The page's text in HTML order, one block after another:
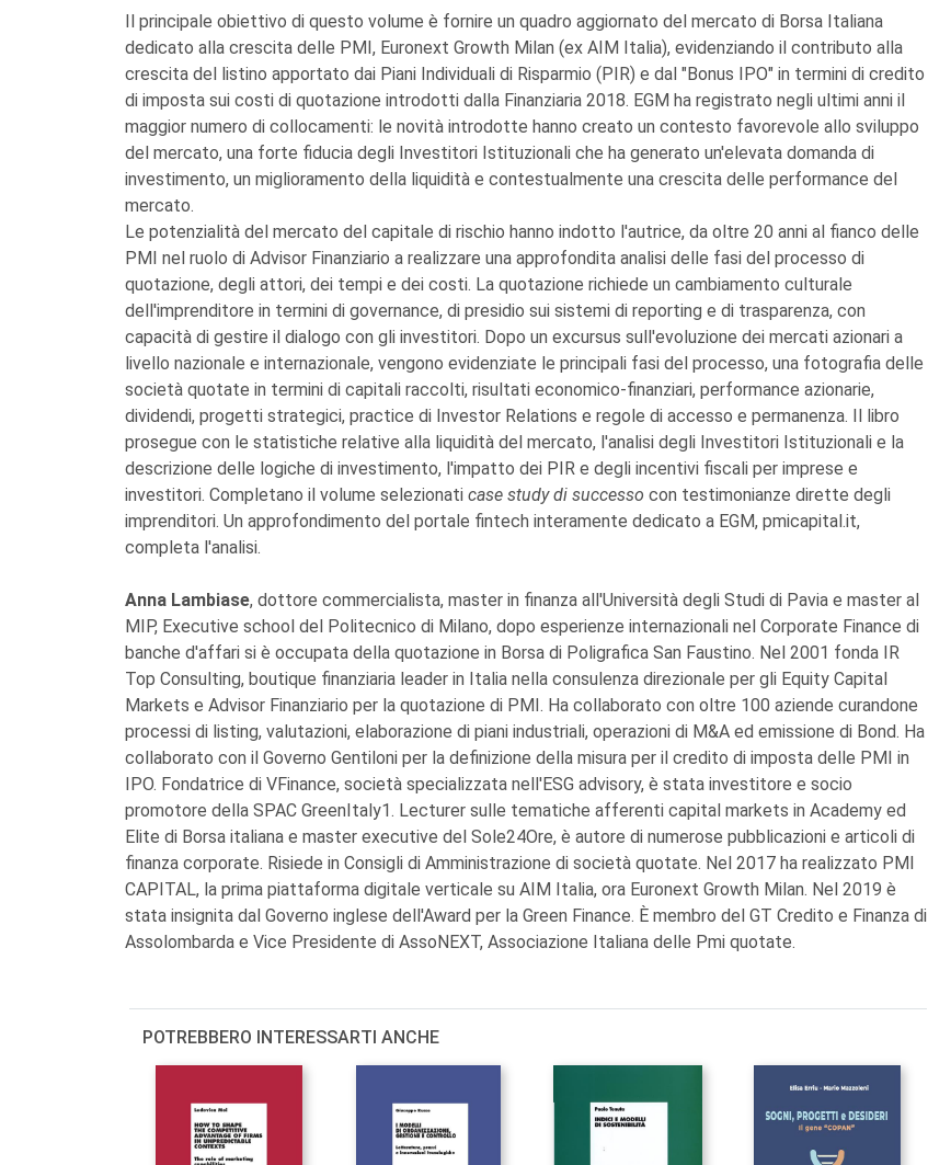
Il principale obiettivo di questo volume è fornire un quadro aggiornato del mercato di Borsa Italiana
dedicato alla crescita delle PMI, Euronext Growth Milan (ex AIM Italia), evidenziando il contributo alla
crescita del listino apportato dai Piani Individuali di Risparmio (PIR) e dal "Bonus IPO" in termini di credito
di imposta sui costi di quotazione introdotti dalla Finanziaria 2018. EGM ha registrato negli ultimi anni il
maggior numero di collocamenti: le novità introdotte hanno creato un contesto favorevole allo sviluppo
del mercato, una forte fiducia degli Investitori Istituzionali che ha generato un'elevata domanda di
investimento, un miglioramento della liquidità e contestualmente una crescita delle performance del
mercato.
Le potenzialità del mercato del capitale di rischio hanno indotto l'autrice, da oltre 20 anni al fianco delle
PMI nel ruolo di Advisor Finanziario a realizzare una approfondita analisi delle fasi del processo di
quotazione, degli attori, dei tempi e dei costi. La quotazione richiede un cambiamento culturale
dell'imprenditore in termini di governance, di presidio sui sistemi di reporting e di trasparenza, con
capacità di gestire il dialogo con gli investitori. Dopo un excursus sull'evoluzione dei mercati azionari a
livello nazionale e internazionale, vengono evidenziate le principali fasi del processo, una fotografia delle
società quotate in termini di capitali raccolti, risultati economico-finanziari, performance azionarie,
dividendi, progetti strategici, practice di Investor Relations e regole di accesso e permanenza. Il libro
prosegue con le statistiche relative alla liquidità del mercato, l'analisi degli Investitori Istituzionali e la
descrizione delle logiche di investimento, l'impatto dei PIR e degli incentivi fiscali per imprese e
investitori. Completano il volume selezionati case study di successo con testimonianze dirette degli
imprenditori. Un approfondimento del portale fintech interamente dedicato a EGM, pmicapital.it,
completa l'analisi.
Anna Lambiase, dottore commercialista, master in finanza all'Università degli Studi di Pavia e master al
MIP, Executive school del Politecnico di Milano, dopo esperienze internazionali nel Corporate Finance di
banche d'affari si è occupata della quotazione in Borsa di Poligrafica San Faustino. Nel 2001 fonda IR
Top Consulting, boutique finanziaria leader in Italia nella consulenza direzionale per gli Equity Capital
Markets e Advisor Finanziario per la quotazione di PMI. Ha collaborato con oltre 100 aziende curandone
processi di listing, valutazioni, elaborazione di piani industriali, operazioni di M&A ed emissione di Bond. Ha
collaborato con il Governo Gentiloni per la definizione della misura per il credito di imposta delle PMI in
IPO. Fondatrice di VFinance, società specializzata nell'ESG advisory, è stata investitore e socio
promotore della SPAC GreenItaly1. Lecturer sulle tematiche afferenti capital markets in Academy ed
Elite di Borsa italiana e master executive del Sole24Ore, è autore di numerose pubblicazioni e articoli di
finanza corporate. Risiede in Consigli di Amministrazione di società quotate. Nel 2017 ha realizzato PMI
CAPITAL, la prima piattaforma digitale verticale su AIM Italia, ora Euronext Growth Milan. Nel 2019 è
stata insignita dal Governo inglese dell'Award per la Green Finance. È membro del GT Credito e Finanza di
Assolombarda e Vice Presidente di AssoNEXT, Associazione Italiana delle Pmi quotate.
POTREBBERO INTERESSARTI ANCHE